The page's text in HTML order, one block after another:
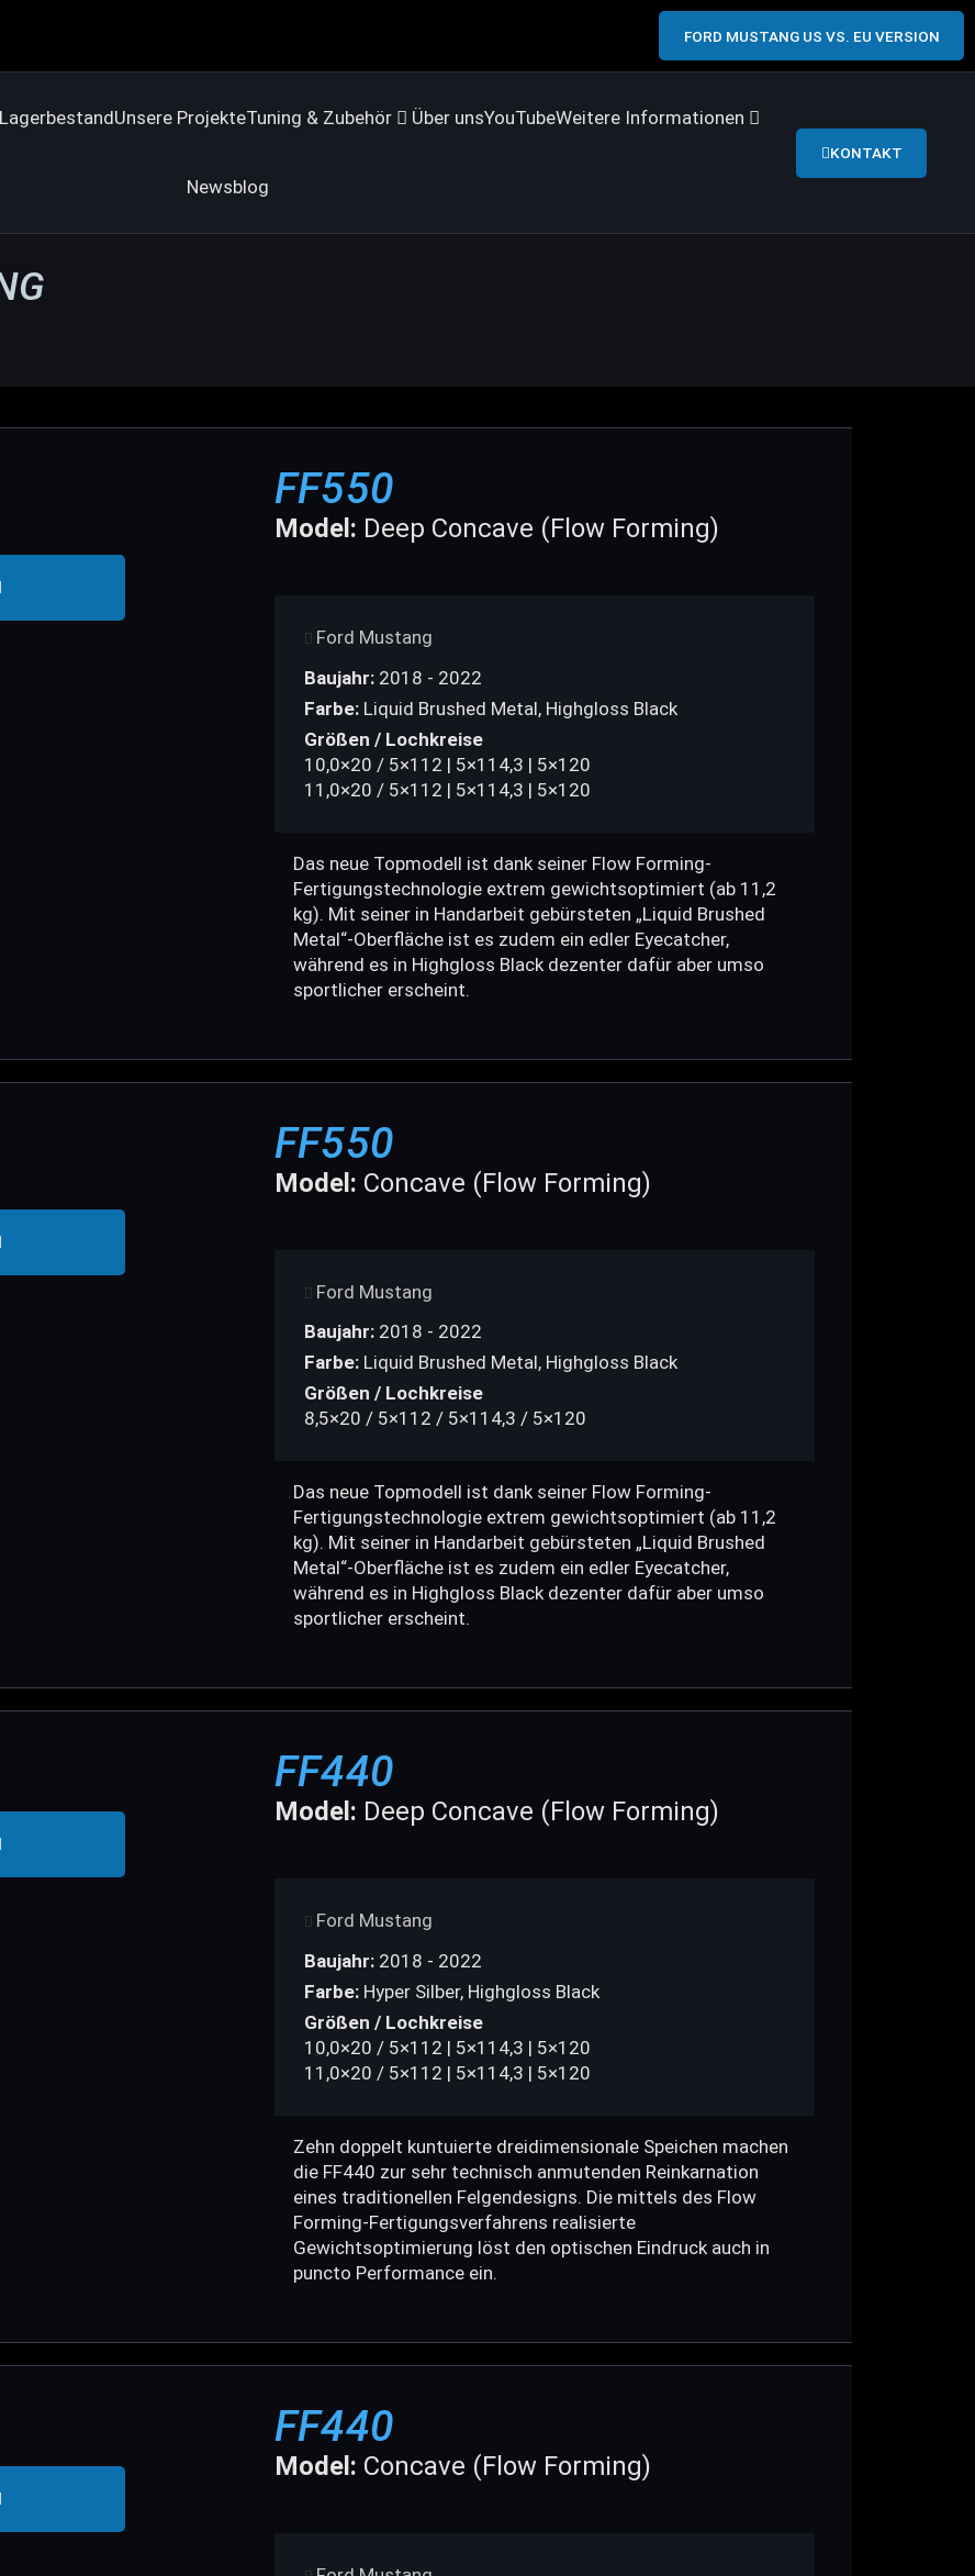
FORD MUSTANG US VS. EU VERSION
LagerbestandUnsere ProjekteTuning & Zubehör Über unsYouTubeWeitere Informationen
Newsblog
KONTAKT
FF550
Model: Deep Concave (Flow Forming)
Ford Mustang
Baujahr: 2018 - 2022
Farbe: Liquid Brushed Metal, Highgloss Black
Größen / Lochkreise
10,0×20 / 5×112 | 5×114,3 | 5×120
11,0×20 / 5×112 | 5×114,3 | 5×120
Das neue Topmodell ist dank seiner Flow Forming-
Fertigungstechnologie extrem gewichtsoptimiert (ab 11,2
kg). Mit seiner in Handarbeit gebürsteten „Liquid Brushed
Metal“-Oberfläche ist es zudem ein edler Eyecatcher,
während es in Highgloss Black dezenter dafür aber umso
sportlicher erscheint.
FF550
Model: Concave (Flow Forming)
Ford Mustang
Baujahr: 2018 - 2022
Farbe: Liquid Brushed Metal, Highgloss Black
Größen / Lochkreise
8,5×20 / 5×112 / 5×114,3 / 5×120
Das neue Topmodell ist dank seiner Flow Forming-
Fertigungstechnologie extrem gewichtsoptimiert (ab 11,2
kg). Mit seiner in Handarbeit gebürsteten „Liquid Brushed
Metal“-Oberfläche ist es zudem ein edler Eyecatcher,
während es in Highgloss Black dezenter dafür aber umso
sportlicher erscheint.
FF440
Model: Deep Concave (Flow Forming)
Ford Mustang
Baujahr: 2018 - 2022
Farbe: Hyper Silber, Highgloss Black
Größen / Lochkreise
10,0×20 / 5×112 | 5×114,3 | 5×120
11,0×20 / 5×112 | 5×114,3 | 5×120
Zehn doppelt kuntuierte dreidimensionale Speichen machen
die FF440 zur sehr technisch anmutenden Reinkarnation
eines traditionellen Felgendesigns. Die mittels des Flow
Forming-Fertigungsverfahrens realisierte
Gewichtsoptimierung löst den optischen Eindruck auch in
puncto Performance ein.
FF440
Model: Concave (Flow Forming)